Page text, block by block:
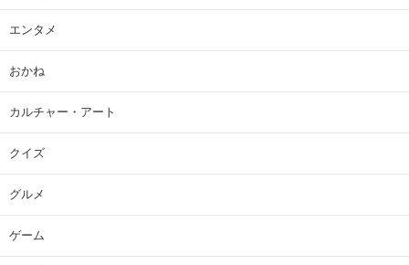
エンタメ
おかね
カルチャー・アート
クイズ
グルメ
ゲーム